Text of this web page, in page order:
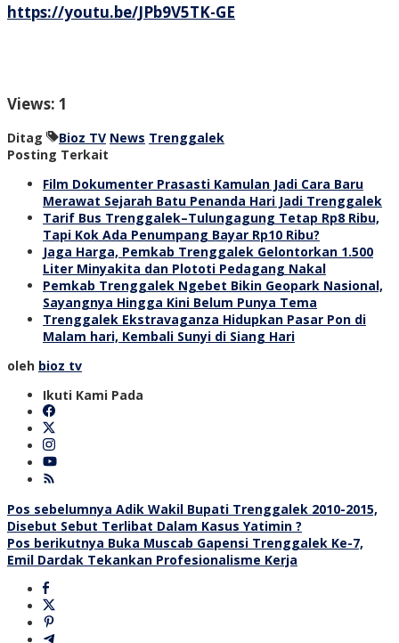
https://youtu.be/JPb9V5TK-GE
Views: 1
Ditag Bioz TV News Trenggalek
Posting Terkait
Film Dokumenter Prasasti Kamulan Jadi Cara Baru
Merawat Sejarah Batu Penanda Hari Jadi Trenggalek
Tarif Bus Trenggalek–Tulungagung Tetap Rp8 Ribu,
Tapi Kok Ada Penumpang Bayar Rp10 Ribu?
Jaga Harga, Pemkab Trenggalek Gelontorkan 1.500
Liter Minyakita dan Plototi Pedagang Nakal
Pemkab Trenggalek Ngebet Bikin Geopark Nasional,
Sayangnya Hingga Kini Belum Punya Tema
Trenggalek Ekstravaganza Hidupkan Pasar Pon di
Malam hari, Kembali Sunyi di Siang Hari
oleh bioz tv
Ikuti Kami Pada
Navigasi
pos
Pos sebelumnya Adik Wakil Bupati Trenggalek 2010-2015,
Disebut Sebut Terlibat Dalam Kasus Yatimin ?
Pos berikutnya Buka Muscab Gapensi Trenggalek Ke-7,
Emil Dardak Tekankan Profesionalisme Kerja